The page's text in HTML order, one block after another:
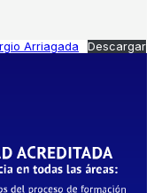
Arriagada Descargar